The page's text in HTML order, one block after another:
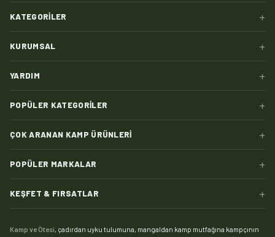
KATEGORILER +
KURUMSAL +
YARDIM +
POPÜLER KATEGORILER +
ÇOK ARANAN KAMP ÜRÜNLERI +
POPÜLER MARKALAR +
KEŞFET & FIRSATLAR +
Kamp ve Ötesi, çadırdan uyku tulumuna, mangaldan kamp mutfağına kampçının